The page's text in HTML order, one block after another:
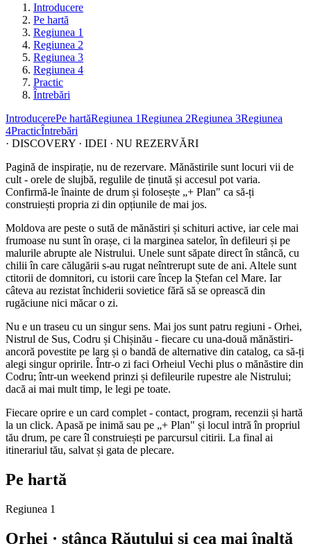
Introducere
Pe hartă
Regiunea 1
Regiunea 2
Regiunea 3
Regiunea 4
Practic
Întrebări
IntroducerePe hartăRegiunea 1Regiunea 2Regiunea 3Regiunea
4PracticÎntrebări
· DISCOVERY · IDEI · NU REZERVĂRI
Pagină de inspirație, nu de rezervare. Mănăstirile sunt locuri vii de
cult - orele de slujbă, regulile de ținută și accesul pot varia.
Confirmă-le înainte de drum și folosește „+ Plan" ca să-ți
construiești propria zi din opțiunile de mai jos.
Moldova are peste o sută de mănăstiri și schituri active, iar cele mai
frumoase nu sunt în orașe, ci la marginea satelor, în defileuri și pe
malurile abrupte ale Nistrului. Unele sunt săpate direct în stâncă, cu
chilii în care călugării s-au rugat neîntrerupt sute de ani. Altele sunt
ctitorii de domnitori, cu istorii care încep la Ștefan cel Mare. Iar
câteva au rezistat închiderii sovietice fără să se oprească din
rugăciune nici măcar o zi.
Nu e un traseu cu un singur sens. Mai jos sunt patru regiuni - Orhei,
Nistrul de Sus, Codru și Chișinău - fiecare cu una-două mănăstiri-
ancoră povestite pe larg și o bandă de alternative din catalog, ca să-ți
alegi singur opririle. Într-o zi faci Orheiul Vechi plus o mănăstire din
Codru; într-un weekend prinzi și defileurile rupestre ale Nistrului;
dacă ai mai mult timp, le legi pe toate.
Fiecare oprire e un card complet - contact, program, recenzii și hartă
la un click. Apasă pe inimă sau pe „+ Plan" și locul intră în propriul
tău drum, pe care îl construiești pe parcursul citirii. La final ai
itinerariul tău, salvat și gata de plecare.
Pe hartă
Regiunea 1
Orhei · stânca Răutului și cea mai înaltă